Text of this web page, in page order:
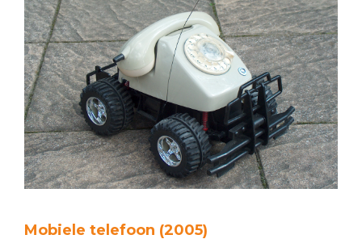
Mobiele telefoon (2005)